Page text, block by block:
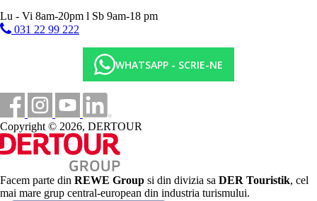
Plaja
Sezlonguri si umbrele gratuite pe plaja
Vacanta la plaja
Piscine
Piscina pentru copii
Galerie foto
Lu - Vi 8am-20pm l Sb 9am-18 pm
031 22 99 222
WHATSAPP - SCRIE-NE
Copyright © 2026, DERTOUR
Facem parte din REWE Group si din divizia sa DER Touristik, cel
mai mare grup central-european din industria turismului.